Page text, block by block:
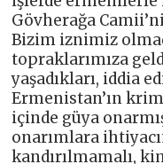
Gövherağa
Bizim iznimiz
topraklarımıza
yaşadıkları, iddia
Ermenistan’ın
içinde güya
onarımlara
kandırılmamalı,